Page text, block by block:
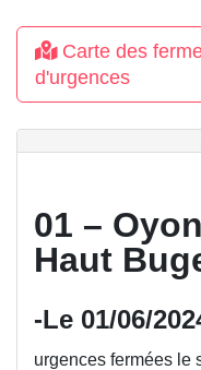
Carte des
d'urgences
01 –
Haut
-Le 01/06/
urgences fermées le